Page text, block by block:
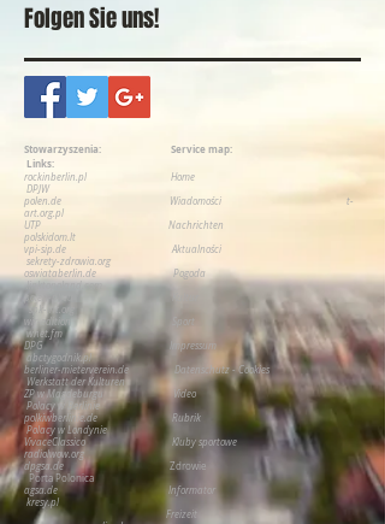
Folgen Sie uns!
Stowarzyszenia:
Service map:
Links:
rockinberlin.pl Home
DPJW
polen.de
Wiadomości
t-
art.org.pl
UTP
Nachrichten
polskidom.lt
vpi-sip.de
Aktualności
sekrety-zdrowia.org
oswiataberlin.de
Pogoda
linktopoland.com
polen-pl.eu
spk-int.org
wir-edition
Sport
wnet.fm
DPG
Impressum
abctygodnik.pl
berliner-mieterverein.de
Datenschutz - Cookies
Werkstatt der Kulturen
ZP w Magdeburgu
Video
Polacy w Berlinie
polkiwberlinie.de
Rubrik
Polacy w Londynie
VivaceClassico Kluby sportowe
radiolwow.org
dpgsa.de
Zdrowie
Porta Polonica
agsa.de
Informator
kresy.pl
Freizeit